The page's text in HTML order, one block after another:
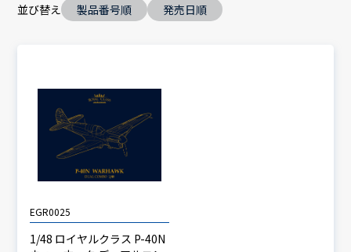
並び替え 製品番号順 発売日順
EGR0025
1/48 ロイヤルクラス P-40N